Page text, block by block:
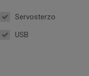
Servosterzo
USB